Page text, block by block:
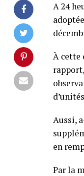
A 24
À cette
Aussi,
en
Par la